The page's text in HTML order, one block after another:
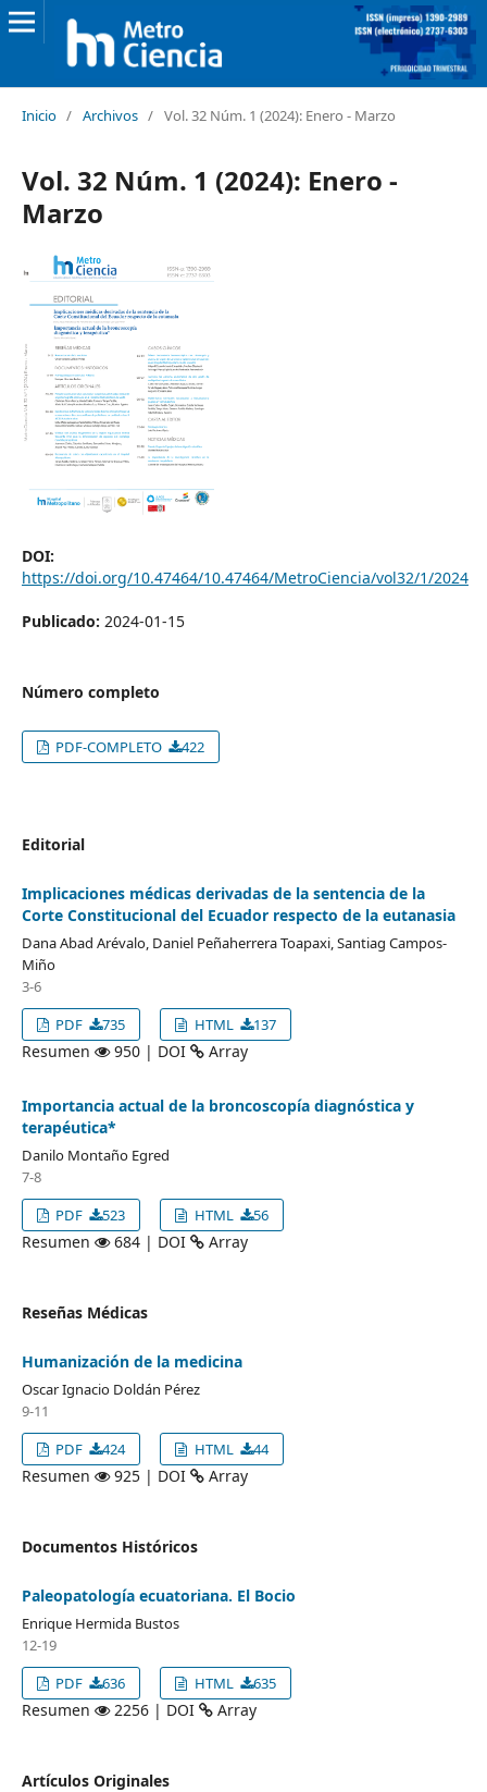
Inicio / Archivos / Vol. 32 Núm. 1 (2024): Enero - Marzo
Vol. 32 Núm. 1 (2024): Enero -
Marzo
DOI:
https://doi.org/10.47464/10.47464/MetroCiencia/vol32/1/2024
Publicado: 2024-01-15
Número completo
PDF-COMPLETO 422
Editorial
Implicaciones médicas derivadas de la sentencia de la
Corte Constitucional del Ecuador respecto de la eutanasia
Dana Abad Arévalo, Daniel Peñaherrera Toapaxi, Santiag Campos-
Miño
3-6
PDF
735 HTML 137
Resumen 950 | DOI Array
Importancia actual de la broncoscopía diagnóstica y
terapéutica*
Danilo Montaño Egred
7-8
PDF
523 HTML 56
Resumen 684 | DOI Array
Reseñas Médicas
Humanización de la medicina
Oscar Ignacio Doldán Pérez
9-11
PDF
424 HTML 44
Resumen 925 | DOI Array
Documentos Históricos
Paleopatología ecuatoriana. El Bocio
Enrique Hermida Bustos
12-19
PDF
636 HTML 635
Resumen 2256 | DOI Array
Artículos Originales